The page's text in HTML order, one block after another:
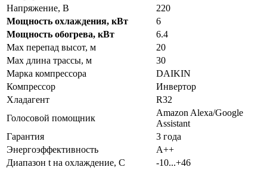
Напряжение, В
220
Мощность охлаждения, кВт
6
Мощность обогрева, кВт
6.4
Max перепад высот, м
20
Max длина трассы, м
30
Марка компрессора
DAIKIN
Компрессор
Инвертор
Хладагент
R32
Голосовой помощник
Amazon Alexa/Google
Assistant
Гарантия
3 года
Энергоэффективность
A++
Диапазон t на охлаждение, С
-10...+46